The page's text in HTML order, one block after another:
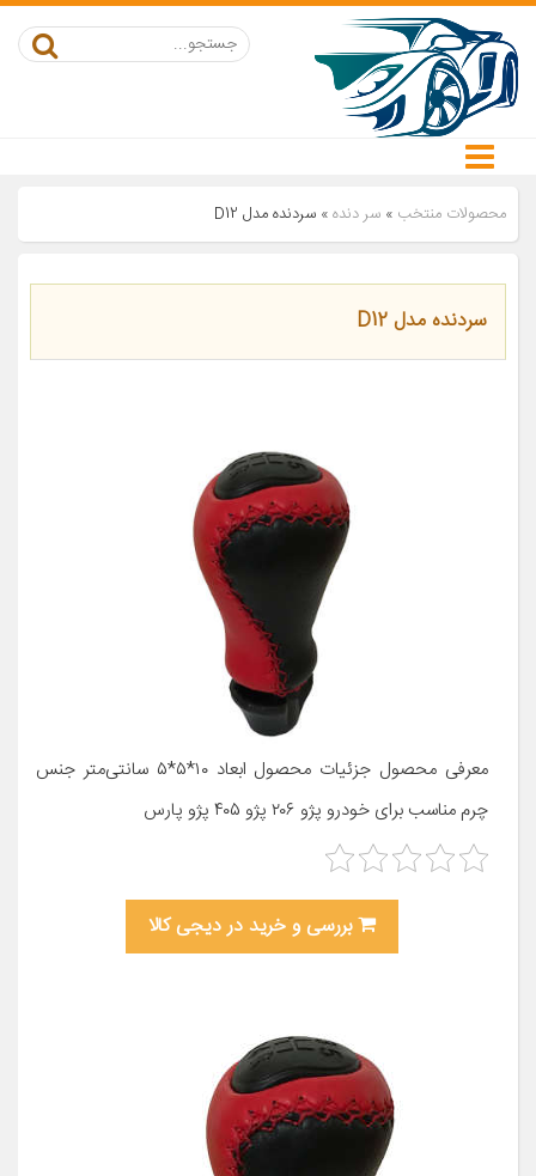
محصولات منتخب » سر دنده» سردنده مدل D12
سردنده مدل D12
معرفی محصول جزئیات محصول ابعاد ۱۰*۵*۵ سانتی‌متر جنس
چرم مناسب برای خودرو پژو ۲۰۶ پژو ۴۰۵ پژو پارس
بررسی و خرید در دیجی کالا